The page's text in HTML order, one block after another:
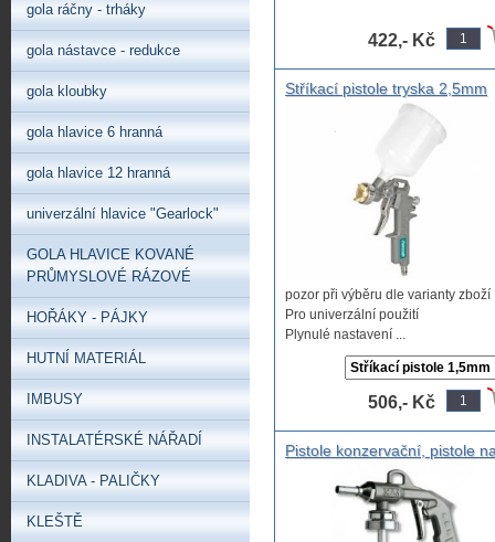
422,- Kč
Stříkací pistole tryska 2,5mm
1,5mm tryska vrchní
obyčejná stříkací pistole
pozor při výběru dle varianty zboží
Pro univerzální použití
Plynulé nastavení ...
506,- Kč
Pistole konzervační, pistole
nástřik podvozku, pistole na
šustabon, stříkací pistole na
kartuše na spodek auta
gola ráčny - trháky
gola nástavce - redukce
gola kloubky
gola hlavice 6 hranná
gola hlavice 12 hranná
univerzální hlavice "Gearlock"
GOLA HLAVICE KOVANÉ
PRŮMYSLOVÉ RÁZOVÉ
HOŘÁKY - PÁJKY
HUTNÍ MATERIÁL
IMBUSY
INSTALATÉRSKÉ NÁŘADÍ
KLADIVA - PALIČKY
KLEŠTĚ